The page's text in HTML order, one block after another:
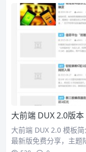
大前端 DUX 2.0版
大前端 DUX 2.0 模板
最新版免费分享，主题